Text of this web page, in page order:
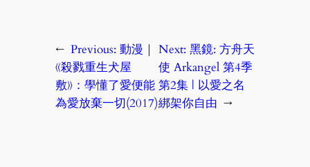
← Previous: 動漫｜
《殺戮重生犬屋
敷》：學懂了愛便能
為愛放棄一切(2017)
Next:黑鏡: 方舟天
使 Arkangel 第4季
第2集 | 以愛之名
綁架你自由 →